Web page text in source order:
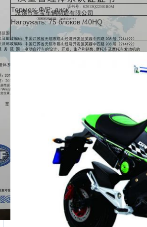
Тормоз: Ф/Р: диск
Нагружать: 75 блоков /40HQ